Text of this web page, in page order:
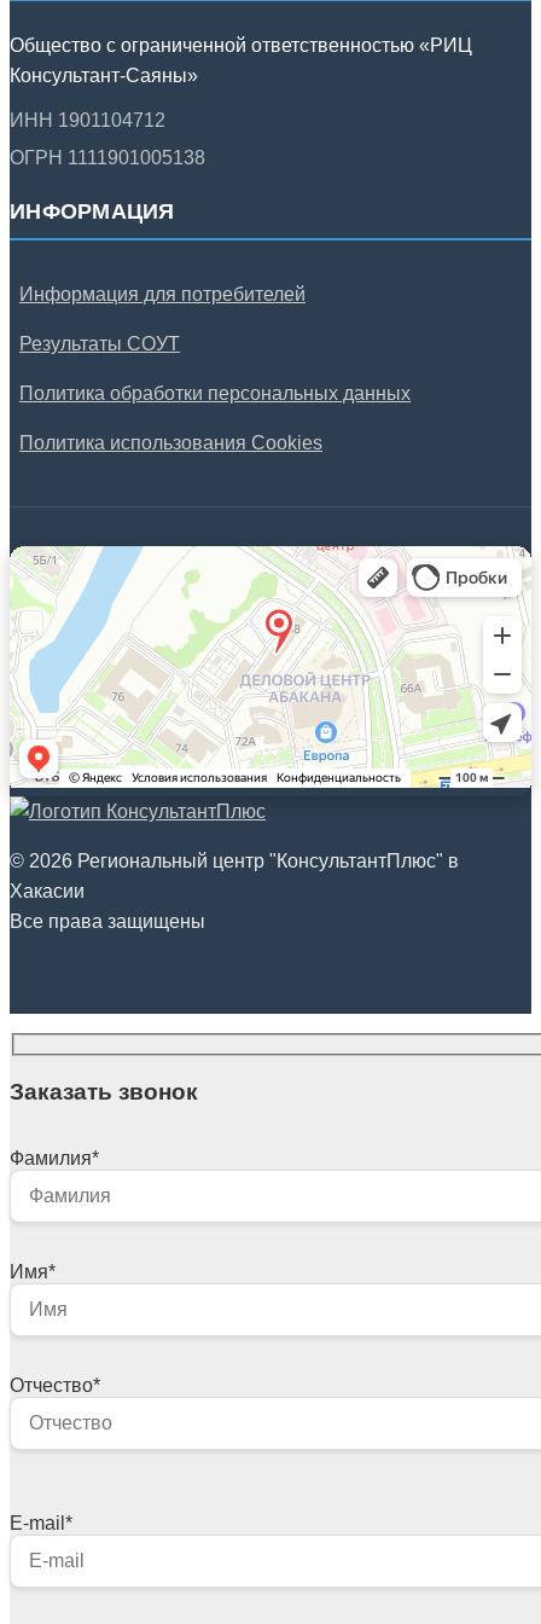
Общество с ограниченной ответственностью «РИЦ
Консультант-Саяны»
ИНН 1901104712
ОГРН 1111901005138
ИНФОРМАЦИЯ
Информация для потребителей
Результаты СОУТ
Политика обработки персональных данных
Политика использования Cookies
© 2026 Региональный центр "КонсультантПлюс" в
Хакасии
Все права защищены
Заказать звонок
Фамилия*
Имя*
Отчество*
E-mail *